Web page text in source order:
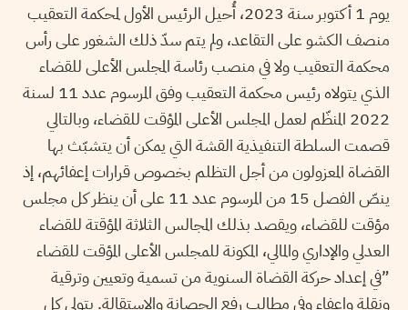
يوم 1 أكتوبر سنة 2023، أُحيل الرئيس الأول لمحكمة التعقيب
منصف الكشو على التقاعد، ولم يتم سدّ ذلك الشغور على رأس
محكمة التعقيب ولا في منصب رئاسة المجلس الأعلى للقضاء
الذي يتولاه رئيس محكمة التعقيب وفق المرسوم عدد 11 لسنة
2022 المنظّم لعمل المجلس الأعلى المؤقت للقضاء، وبالتالي
قصمت السلطة التنفيذية القشة التي يمكن أن يتشبّث بها
القضاة المعزولون من أجل التظلم بخصوص قرارات إعفائهم، إذ
ينصّ الفصل 15 من المرسوم عدد 11 على أن ينظر كل مجلس
مؤقت للقضاء، ويقصد بذلك المجالس الثلاثة المؤقتة للقضاء
العدلي والإداري والمالي، المكونة للمجلس الأعلى المؤقت للقضاء
”في إعداد حركة القضاة السنوية من تسمية وتعيين وترقية
ونقلة وإعفاء وفي مطالب رفع الحصانة والاستقالة. يتولى كل